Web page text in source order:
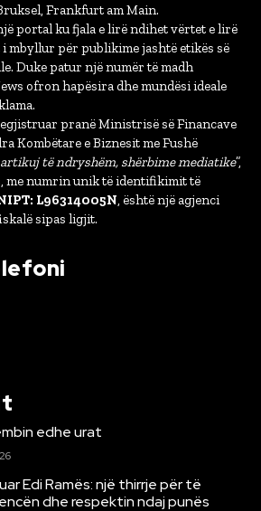
Frankfurt am Main.
portal ku fjala e lirë ndihet vërtet e lirë
mbyllur për publikime jashtë etikës së
Duke patur një numër të madh
ofron hapësira dhe mundësi ideale
pranë Ministrisë së Financave
Kombëtare e Biznesit me Fushë
të ndryshëm, shërbime mediatike”,
me numrin unik të identifikimit të
L96314005N, është një agjenci
sipas ligjit.
edhe urat
Edi Ramës: një thirrje për të
dhe respektin ndaj punës